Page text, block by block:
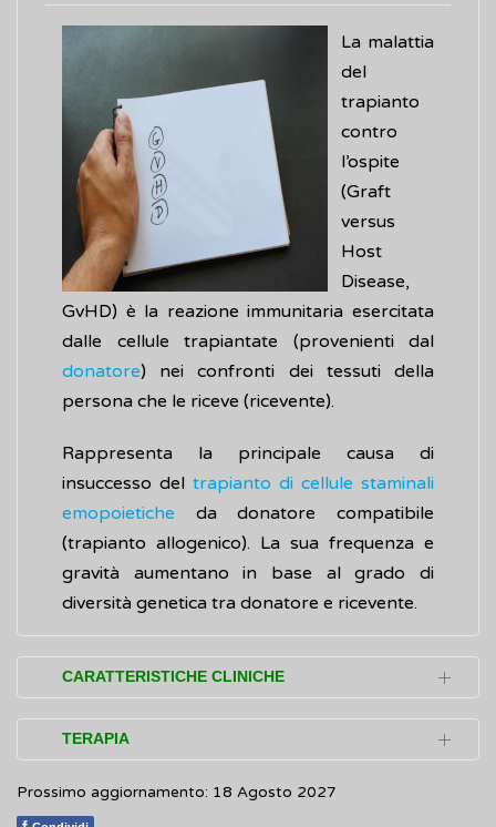
La malattia
del
trapianto
contro
l’ospite
(Graft
versus
Host
Disease,
GvHD) è la reazione immunitaria esercitata
dalle cellule trapiantate (provenienti dal
donatore) nei confronti dei tessuti della
persona che le riceve (ricevente).
Rappresenta la principale causa di
insuccesso del trapianto di cellule staminali
emopoietiche da donatore compatibile
(trapianto allogenico). La sua frequenza e
gravità aumentano in base al grado di
diversità genetica tra donatore e ricevente.
CARATTERISTICHE CLINICHE
Nella malattia del trapianto contro l’ospite si
distinguono una forma improvvisa e rapida
(acuta) e una forma persistente nel tempo
TERAPIA
La cura (terapia) primaria per la malattia del
Prossimo aggiornamento: 18 Agosto 2027